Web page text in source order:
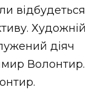
відбудеться
Художній
діяч
Волонтир.